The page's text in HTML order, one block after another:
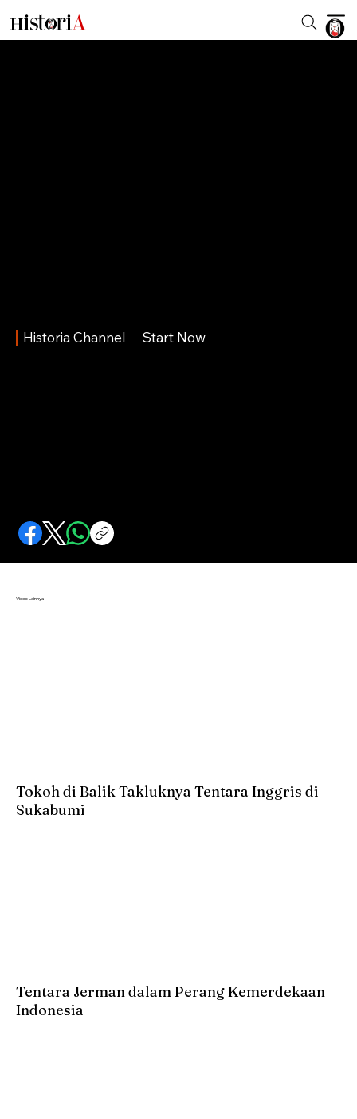
Historia Channel Start Now
Video Lainnya
Tokoh di Balik Takluknya Tentara Inggris di
Sukabumi
Tentara Jerman dalam Perang Kemerdekaan
Indonesia